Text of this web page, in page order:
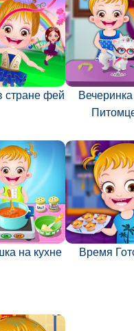
стране фей
на кухне Время